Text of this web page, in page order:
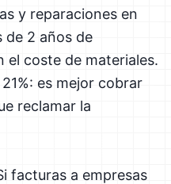
y reparaciones en
de 2 años de
el coste de materiales.
es mejor cobrar
reclamar la
facturas a empresas